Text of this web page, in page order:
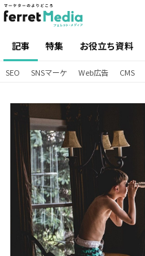
記事 特集 お役立ち資料
SEO SNSマーケ Web広告 CMS